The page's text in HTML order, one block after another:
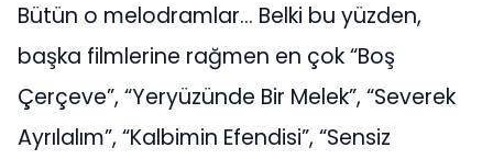
Bütün o melodramlar… Belki bu yüzden,
başka filmlerine rağmen en çok “Boş
Çerçeve”, “Yeryüzünde Bir Melek”, “Severek
Ayrılalım”, “Kalbimin Efendisi”, “Sensiz